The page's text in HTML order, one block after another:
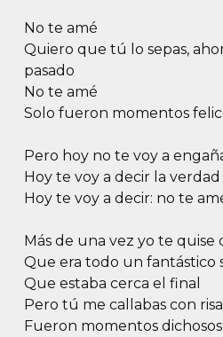
No te amé
Quiero que tú lo sepas,
pasado
No te amé
Solo fueron momentos
Pero hoy no te voy a
Hoy te voy a decir la verdad
Hoy te voy a decir: no te
Más de una vez yo te quise
Que era todo un fantástico
Que estaba cerca el final
Pero tú me callabas con
Fueron momentos dichosos